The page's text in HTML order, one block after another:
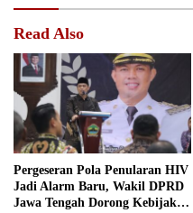
Read Also
Pergeseran Pola Penularan HIV
Jadi Alarm Baru, Wakil DPRD
Jawa Tengah Dorong Kebijakan